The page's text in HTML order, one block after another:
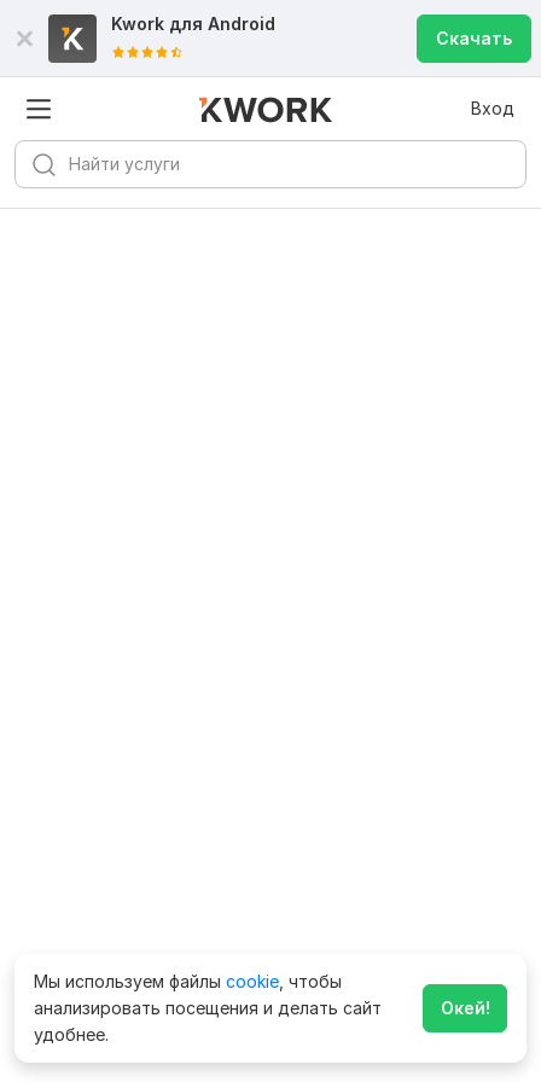
Kwork для Android
Скачать
Вход
Мы используем файлы cookie , чтобы
анализировать посещения и делать сайт
удобнее.
Окей!